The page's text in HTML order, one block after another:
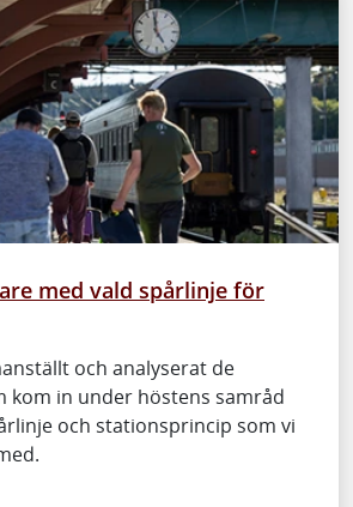
med vald spårlinje för
och analyserat de
kom in under höstens samråd
och stationsprincip som vi